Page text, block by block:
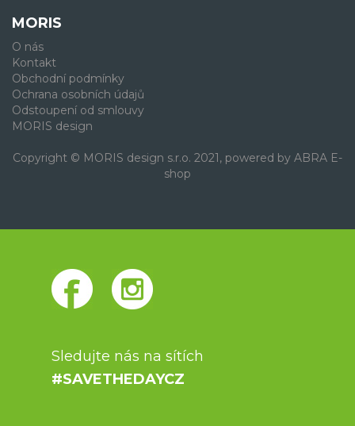
MORIS
O nás
Kontakt
Obchodní podmínky
Ochrana osobních údajů
Odstoupení od smlouvy
MORIS design
Copyright © MORIS design s.r.o. 2021, powered by ABRA E-
shop
Sledujte nás na sítích
#SAVETHEDAYCZ